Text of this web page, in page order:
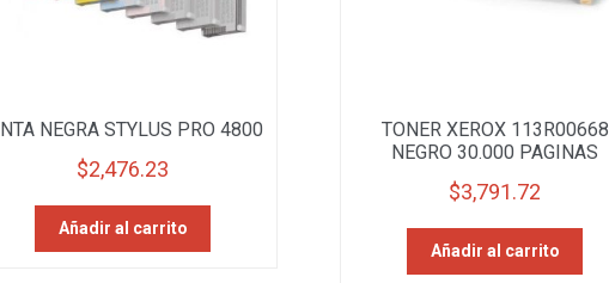
NEGRA STYLUS PRO 4800
$2,476.23
Añadir al carrito
TONER XEROX 113R00668
NEGRO 30.000 PAGINAS
$3,791.72
Añadir al carrito